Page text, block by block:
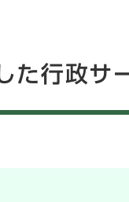
た行政サ